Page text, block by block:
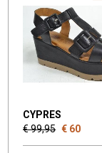
CYPRES
€ 99,95 € 60